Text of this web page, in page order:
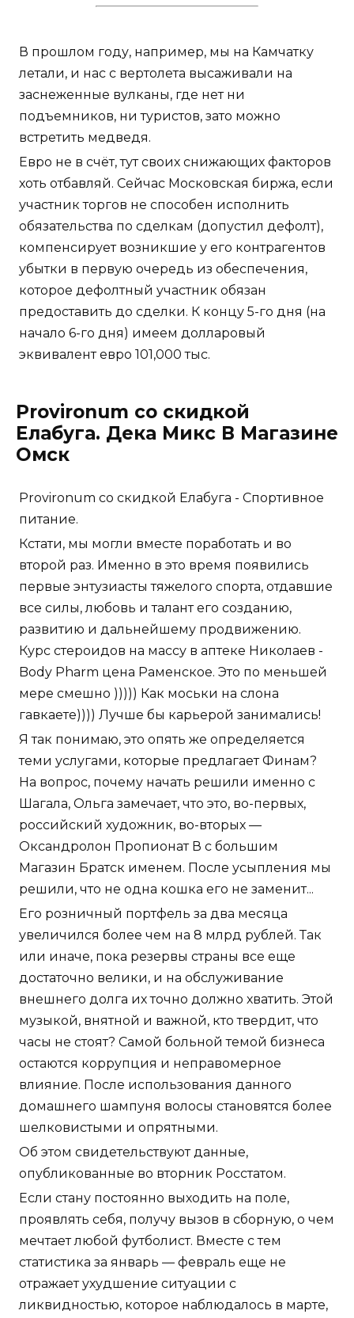
В прошлом году, например, мы на Камчатку
летали, и нас с вертолета высаживали на
заснеженные вулканы, где нет ни
подъемников, ни туристов, зато можно
встретить медведя.
Евро не в счёт, тут своих снижающих факторов
хоть отбавляй. Сейчас Московская биржа, если
участник торгов не способен исполнить
обязательства по сделкам (допустил дефолт),
компенсирует возникшие у его контрагентов
убытки в первую очередь из обеспечения,
которое дефолтный участник обязан
предоставить до сделки. К концу 5-го дня (на
начало 6-го дня) имеем долларовый
эквивалент евро 101,000 тыс.
Provironum со скидкой
Елабуга. Дека Микс В Магазине
Омск
Provironum со скидкой Елабуга - Спортивное
питание.
Кстати, мы могли вместе поработать и во
второй раз. Именно в это время появились
первые энтузиасты тяжелого спорта, отдавшие
все силы, любовь и талант его созданию,
развитию и дальнейшему продвижению.
Курс стероидов на массу в аптеке Николаев -
Body Pharm цена Раменское. Это по меньшей
мере смешно ))))) Как моськи на слона
гавкаете)))) Лучше бы карьерой занимались!
Я так понимаю, это опять же определяется
теми услугами, которые предлагает Финам?
На вопрос, почему начать решили именно с
Шагала, Ольга замечает, что это, во-первых,
российский художник, во-вторых —
Оксандролон Пропионат В с большим
Магазин Братск именем. После усыпления мы
решили, что не одна кошка его не заменит...
Его розничный портфель за два месяца
увеличился более чем на 8 млрд рублей. Так
или иначе, пока резервы страны все еще
достаточно велики, и на обслуживание
внешнего долга их точно должно хватить. Этой
музыкой, внятной и важной, кто твердит, что
часы не стоят? Самой больной темой бизнеса
остаются коррупция и неправомерное
влияние. После использования данного
домашнего шампуня волосы становятся более
шелковистыми и опрятными.
Об этом свидетельствуют данные,
опубликованные во вторник Росстатом.
Если стану постоянно выходить на поле,
проявлять себя, получу вызов в сборную, о чем
мечтает любой футболист. Вместе с тем
статистика за январь — февраль еще не
отражает ухудшение ситуации с
ликвидностью, которое наблюдалось в марте,